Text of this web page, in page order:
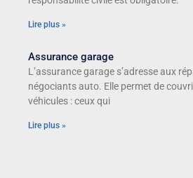
Lire plus »
Assurance garage
L’assurance garage s’adresse aux
négociants auto. Elle permet de
véhicules : ceux qui
Lire plus »